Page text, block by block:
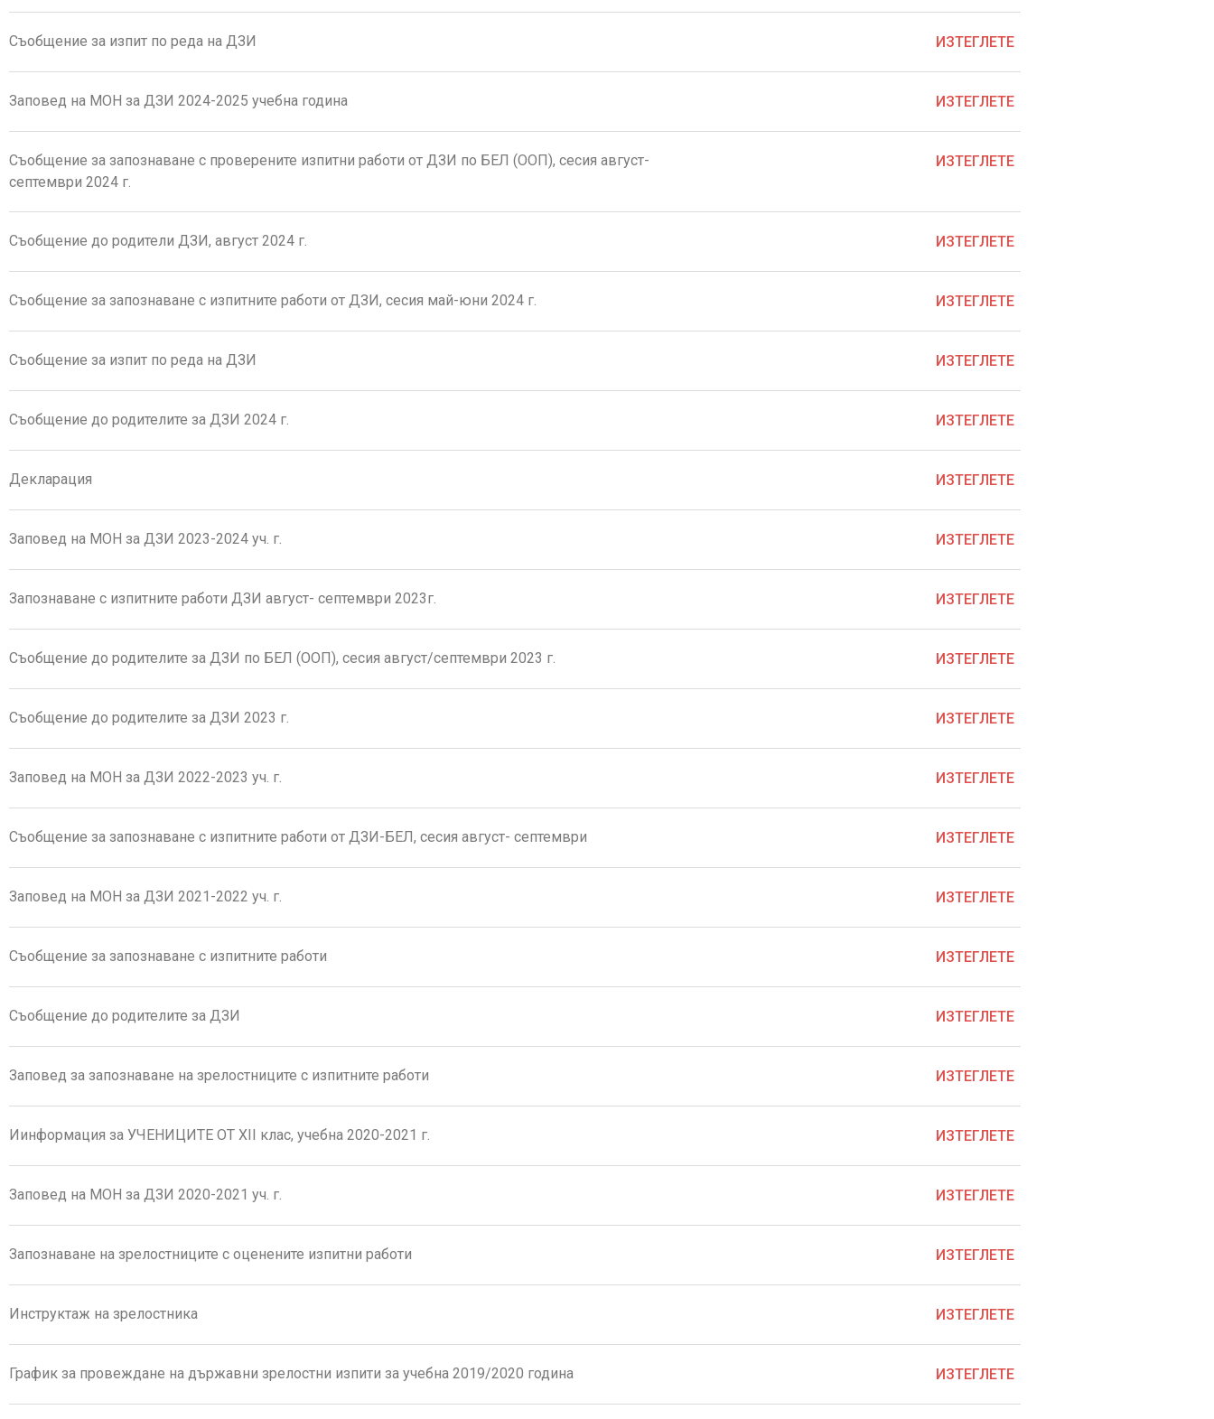
Съобщение за изпит по реда на ДЗИ ИЗТЕГЛЕТЕ
Заповед на МОН за ДЗИ 2024-2025 учебна година ИЗТЕГЛЕТЕ
Съобщение за запознаване с проверените изпитни работи от ДЗИ по БЕЛ (ООП), сесия август-
септември 2024 г.
ИЗТЕГЛЕТЕ
Съобщение до родители ДЗИ, август 2024 г. ИЗТЕГЛЕТЕ
Съобщение за запознаване с изпитните работи от ДЗИ, сесия май-юни 2024 г. ИЗТЕГЛЕТЕ
Съобщение за изпит по реда на ДЗИ ИЗТЕГЛЕТЕ
Съобщение до родителите за ДЗИ 2024 г. ИЗТЕГЛЕТЕ
Декларация ИЗТЕГЛЕТЕ
Заповед на МОН за ДЗИ 2023-2024 уч. г. ИЗТЕГЛЕТЕ
Запознаване с изпитните работи ДЗИ август- септември 2023г. ИЗТЕГЛЕТЕ
Съобщение до родителите за ДЗИ по БЕЛ (ООП), сесия август/септември 2023 г. ИЗТЕГЛЕТЕ
Съобщение до родителите за ДЗИ 2023 г. ИЗТЕГЛЕТЕ
Заповед на МОН за ДЗИ 2022-2023 уч. г. ИЗТЕГЛЕТЕ
Съобщение за запознаване с изпитните работи от ДЗИ-БЕЛ, сесия август- септември ИЗТЕГЛЕТЕ
Заповед на МОН за ДЗИ 2021-2022 уч. г. ИЗТЕГЛЕТЕ
Съобщение за запознаване с изпитните работи ИЗТЕГЛЕТЕ
Съобщение до родителите за ДЗИ ИЗТЕГЛЕТЕ
Заповед за запознаване на зрелостниците с изпитните работи ИЗТЕГЛЕТЕ
Иинформация за УЧЕНИЦИТЕ ОТ ХІІ клас, учебна 2020-2021 г. ИЗТЕГЛЕТЕ
Заповед на МОН за ДЗИ 2020-2021 уч. г. ИЗТЕГЛЕТЕ
Запознаване на зрелостниците с оценените изпитни работи ИЗТЕГЛЕТЕ
Инструктаж на зрелостника ИЗТЕГЛЕТЕ
График за провеждане на държавни зрелостни изпити за учебна 2019/2020 година ИЗТЕГЛЕТЕ